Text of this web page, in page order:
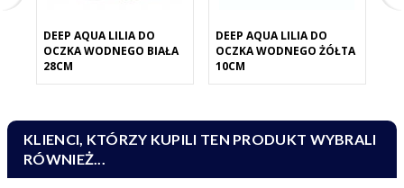
DEEP AQUA LILIA DO
OCZKA WODNEGO BIAŁA
28CM
DEEP AQUA LILIA DO
OCZKA WODNEGO ŻÓŁTA
10CM
KLIENCI, KTÓRZY KUPILI TEN PRODUKT WYBRALI
RÓWNIEŻ...